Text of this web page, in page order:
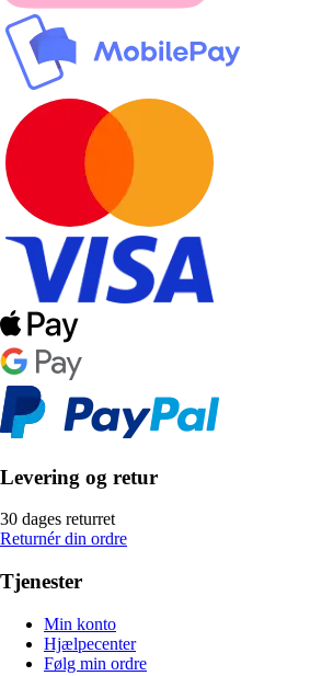
Levering og retur
30 dages returret
Returnér din ordre
Tjenester
Min konto
Hjælpecenter
Følg min ordre